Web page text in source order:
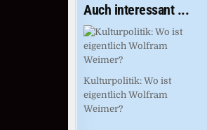
Auch interessant ...
Kulturpolitik: Wo ist
eigentlich Wolfram
Weimer?